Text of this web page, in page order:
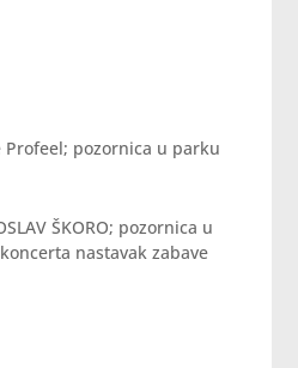
pozornica u parku
ŠKORO; pozornica u
nastavak zabave